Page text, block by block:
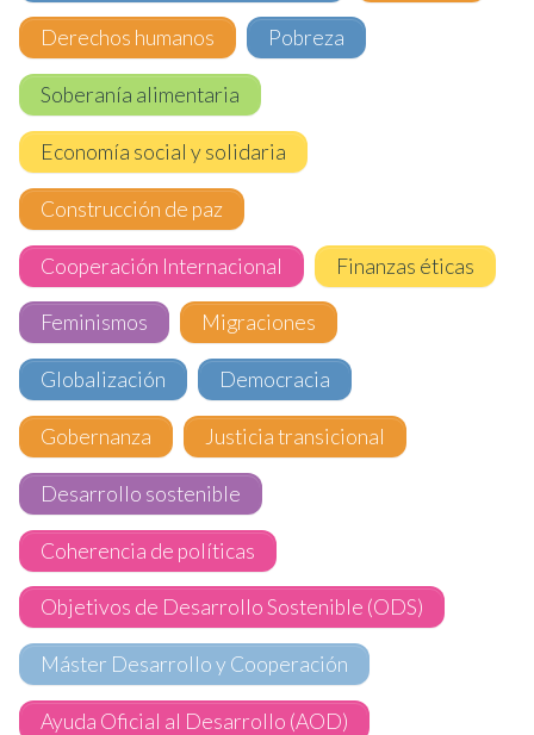
Derechos humanos Pobreza
Soberanía alimentaria
Economía social y solidaria
Construcción de paz
Cooperación Internacional Finanzas éticas
Feminismos Migraciones
Globalización Democracia
Gobernanza Justicia transicional
Desarrollo sostenible
Coherencia de políticas
Objetivos de Desarrollo Sostenible (ODS)
Máster Desarrollo y Cooperación
Ayuda Oficial al Desarrollo (AOD)